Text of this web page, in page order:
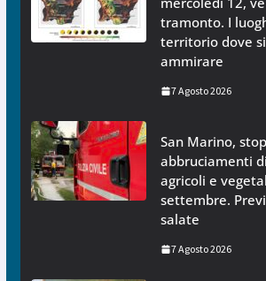
tramonto. I
territorio dove
ammirare
7 Agosto 2026
San Marino,
abbruciamenti
agricoli e
settembre.
salate
7 Agosto 2026